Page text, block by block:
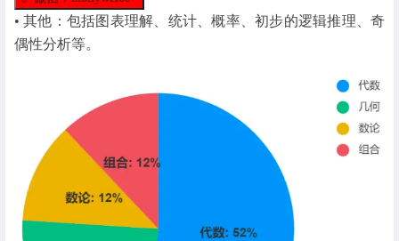
• 其他：包括图表理解、统计、概率、初步的逻辑推理、奇
偶性分析等。